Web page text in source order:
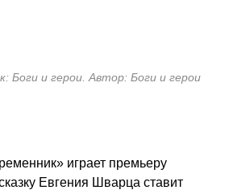
Боги и герои. Автор: Боги и герои
играет премьеру
Евгения Шварца ставит